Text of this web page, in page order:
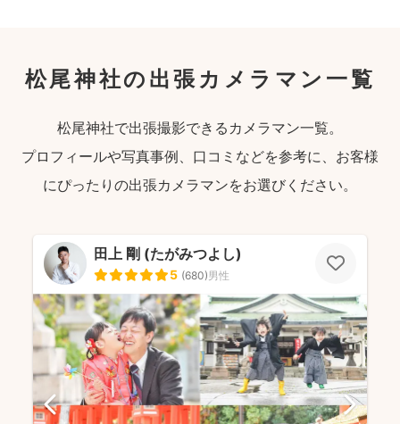
松尾神社の出張カメラマン一覧
松尾神社で出張撮影できるカメラマン一覧。
プロフィールや写真事例、口コミなどを参考に、お客様
にぴったりの出張カメラマンをお選びください。
田上 剛 (たがみつよし)
5 (680)男性